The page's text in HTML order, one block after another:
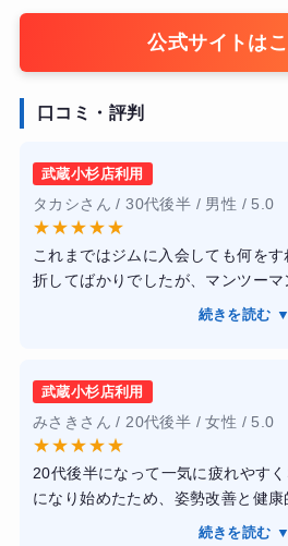
公式サイトは
口コミ・評判
武蔵小杉店利用
タカシさん / 30代後半 / 男性 / 5.0
★★★★★
これまではジムに入会しても何を
折してばかりでしたが、マンツーマ
基礎から叩き込んでもらえたおか
ューを組んでくれるため、怪我の心
込むことができました。3ヶ月継続
減り、ウエスト周りが見違えるほど
ンが履けるようになったのが一番の
が監修しているだけあって、ただ
良くなり、長年悩んでいた肩こりも
続きを読む ▼
武蔵小杉店利用
みさきさん / 20代後半 / 女性 / 5.0
★★★★★
20代後半になって一気に疲れやす
になり始めたため、姿勢改善と健康
に通い始めました。ハードすぎる
続きを読む ▼